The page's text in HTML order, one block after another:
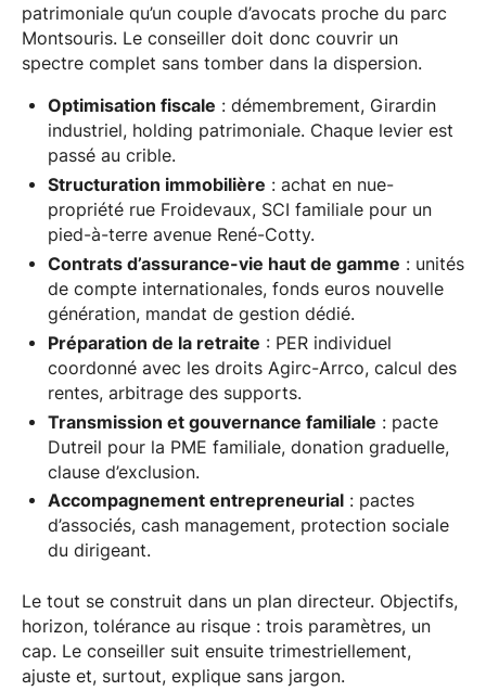
patrimoniale qu’un couple d’avocats proche du parc
Montsouris. Le conseiller doit donc couvrir un
spectre complet sans tomber dans la dispersion.
Optimisation fiscale : démembrement, Girardin
industriel, holding patrimoniale. Chaque levier est
passé au crible.
Structuration immobilière : achat en nue-
propriété rue Froidevaux, SCI familiale pour un
pied-à-terre avenue René-Cotty.
Contrats d’assurance-vie haut de gamme : unités
de compte internationales, fonds euros nouvelle
génération, mandat de gestion dédié.
Préparation de la retraite : PER individuel
coordonné avec les droits Agirc-Arrco, calcul des
rentes, arbitrage des supports.
Transmission et gouvernance familiale : pacte
Dutreil pour la PME familiale, donation graduelle,
clause d’exclusion.
Accompagnement entrepreneurial: pactes
d’associés, cash management, protection sociale
du dirigeant.
Le tout se construit dans un plan directeur. Objectifs,
horizon, tolérance au risque : trois paramètres, un
cap. Le conseiller suit ensuite trimestriellement,
ajuste et, surtout, explique sans jargon.